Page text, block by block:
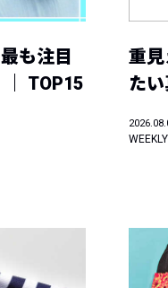
も注目
｜ TOP15
重
た